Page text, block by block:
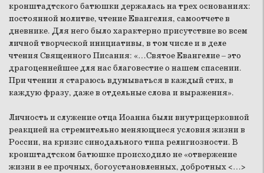
кронштадтского батюшки держалась на трех основаниях:
постоянной молитве, чтение Евангелия, самоотчете в
дневнике. Для него было характерно присутствие во всем
личной творческой инициативы, в том числе и в деле
чтения Священного Писания: «…Святое Евангелие – это
драгоценнейшее для нас благовестие о нашем спасении.
При чтении я стараюсь вдумываться в каждый стих, в
каждую фразу, даже в отдельные слова и выражения».
Личность и служение отца Иоанна были внутрицерковной
реакцией на стремительно меняющиеся условия жизни в
России, на кризис синодального типа религиозности. В
кронштадтском батюшке происходило не «отвержение
жизни в ее прочных, богоустановленных, добротных <…>